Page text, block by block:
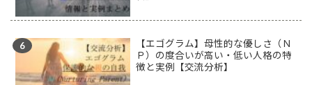
【エゴグラム】母性的な優しさ（Ｎ
Ｐ）の度合いが高い・低い人格の特
徴と実例【交流分析】